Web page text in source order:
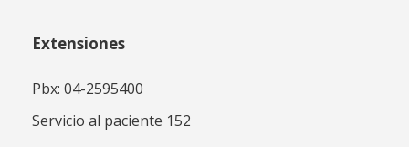
Extensiones
Pbx: 04-2595400
Servicio al paciente 152